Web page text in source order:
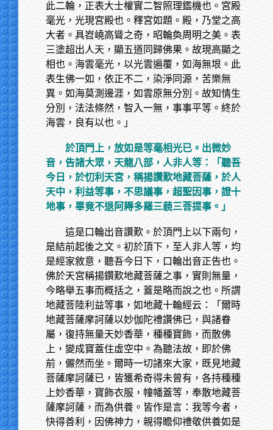
此二輪，正表大士權實二智照理鑑機也。宮殿
毫光，光現宮殿也。釋宮如題。殿，乃堂之高
大者。具岧嶢高聳之奇，昭輪奐周明之美。表
三塗超出人天，顯五道同歸佛果。故現高顯之
相也。海雲毫光，以光雲遍覆，如海無垠。此
表生佛一如，依正不二，染淨同源，苦樂無
異。如海莫測邊涯，如雲原無分別。故知情生
分別，法法條然，智入一無，事事平等。終於
海雲，良有以也。」
於頂門上，放如是等毫相光已。出微妙
音，告諸大眾，天龍八部，人非人等：「聽吾
今日，於忉利天宮，稱揚讚歎地藏菩薩，於人
天中，利益等事，不思議事，超聖因事，證十
地事，畢竟不退阿耨多羅三藐三菩提事。」
這是口輪出音讚歎。於頂門上以下兩句，
是結前起後之文。初於頂下，至人非人等，均
是經家敘意，聽吾今日下，口輪出音正告也。
佛於天宮稱揚鑽歎地藏菩薩之事，實則無量，
今略舉五事而概括之，蓋是略而說之也。所謂
地藏菩陸利益等事，如地藏十輪經云：「爾時
地藏菩薩摩訶薩以妙伽陀禮讚佛已，與諸眷
屬，復持無量天妙香華，種種寶飾，而散佛
上，變成寶蓋住虛空中。為聽法故，即於佛
前，儼然而坐。爾時一切諸來大家，既見地藏
菩薩摩訶薩已，皆獲希奇得未曾有，各持種種
上妙香華，寶飾衣服，幢幡蓋等，奉散地藏菩
薩摩訶薩，而為供養。皆作是言：我等今者，
快得善利，因佛神力，親得瞻仰禮敬供養如是